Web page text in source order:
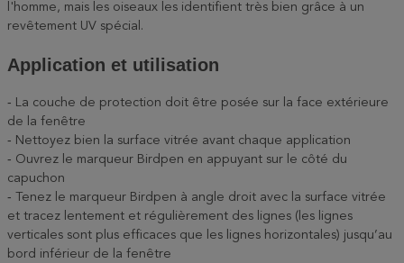
l'homme, mais les oiseaux les identifient très bien grâce à un
revêtement UV spécial.
Application et utilisation
‐ La couche de protection doit être posée sur la face extérieure
de la fenêtre
‐ Nettoyez bien la surface vitrée avant chaque application
‐ Ouvrez le marqueur Birdpen en appuyant sur le côté du
capuchon
‐ Tenez le marqueur Birdpen à angle droit avec la surface vitrée
et tracez lentement et régulièrement des lignes (les lignes
verticales sont plus efficaces que les lignes horizontales) jusqu’au
bord inférieur de la fenêtre